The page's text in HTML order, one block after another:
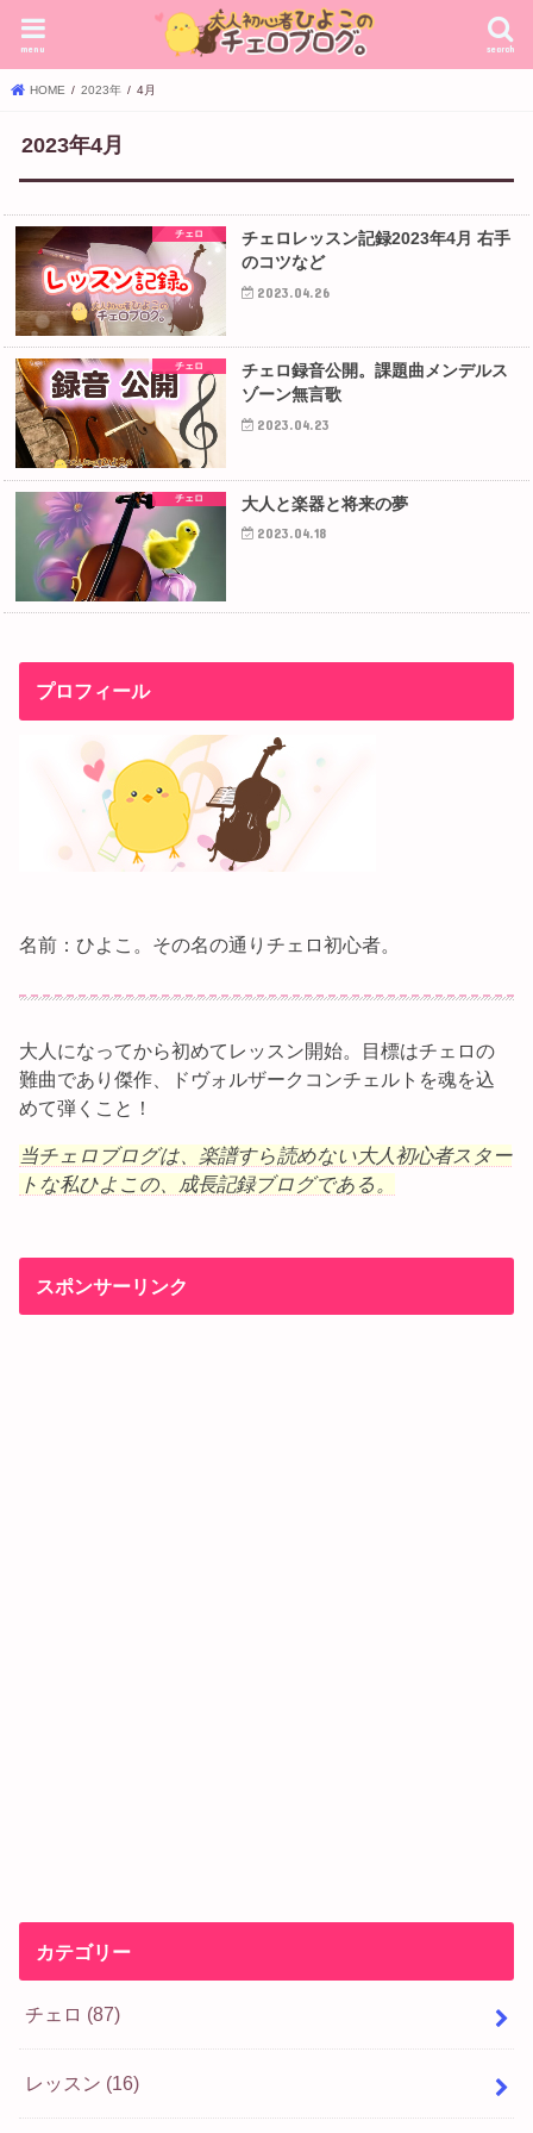
search
menu
HOME 2023年 4月
2023年4月
チェロ
チェロレッスン記録2023年4月 右手
のコツなど
2023.04.26
チェロ
チェロ録音公開。課題曲メンデルス
ゾーン無言歌
2023.04.23
チェロ 大人と楽器と将来の夢
2023.04.18
プロフィール
名前：ひよこ。その名の通りチェロ初心者。
大人になってから初めてレッスン開始。目標はチェロの
難曲であり傑作、ドヴォルザークコンチェルトを魂を込
めて弾くこと！
当チェロブログは、楽譜すら読めない大人初心者スター
トな私ひよこの、成長記録ブログである。
スポンサーリンク
カテゴリー
チェロ (87)
レッスン (16)